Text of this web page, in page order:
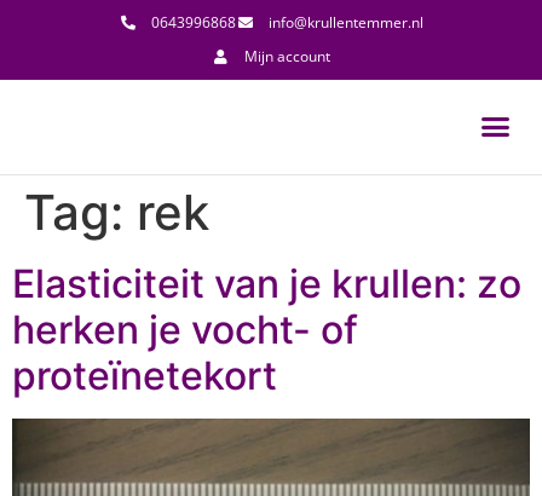
0643996868
info@krullentemmer.nl
Mijn account
Tag: rek
Elasticiteit van je krullen: zo
herken je vocht- of
proteïnetekort